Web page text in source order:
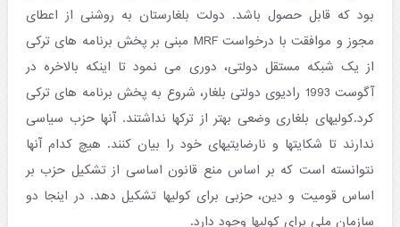
بود که قابل حصول باشد. دولت بلغارستان به روشنی از اعطای
مجوز و موافقت با درخواست MRF مبنی بر پخش برنامه های ترکی
از یک شبکه مستقل دولتی، دوری می نمود تا اینکه بالاخره در
آگوست 1993 رادیوی دولتی بلغار، شروع به پخش برنامه های ترکی
کرد.کولیهای بلغاری وضعی بهتر از ترکها نداشتند. آنها حزب سیاسی
ندارند تا شکایتها و نارضایتیهای خود را بیان کنند. هیچ کدام آنها
نتوانسته است که بر اساس منع قانون اساسی از تشکیل حزب بر
اساس قومیت و دین، حزبی برای کولیها تشکیل دهد. در اینجا دو
سازمان ملی برای کولیها وجود دارد.